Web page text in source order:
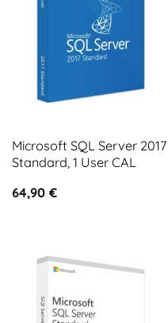
Microsoft SQL Server 2017
Standard, 1 User CAL
64,90 €